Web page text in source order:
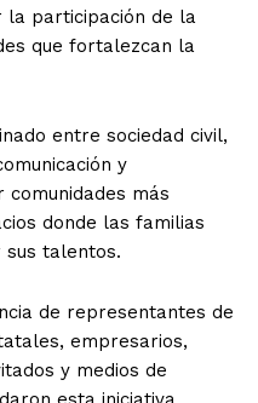
la participación de la
que fortalezcan la
entre sociedad civil,
y
más
donde las familias
talentos.
de representantes de
empresarios,
y medios de